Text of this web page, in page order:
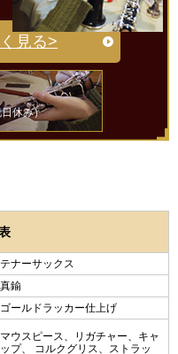
見る>
休み）
テナーサックス
真鍮
ゴールドラッカー仕上げ
マウスピース、リガチャー、キャ
ップ、 コルクグリス、ストラッ